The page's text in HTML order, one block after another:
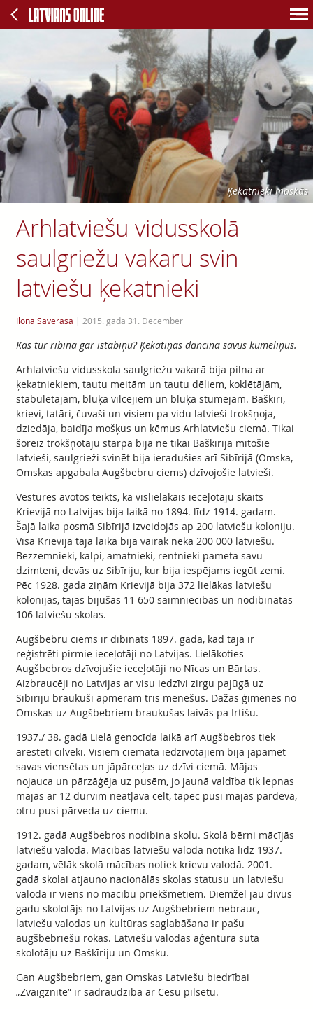
Ķekatnieki maskās
Arhlatviešu vidusskolā
saulgriežu vakaru svin
latviešu ķekatnieki
Ilona Saverasa | 2015. gada 31. December
Kas tur rībina gar istabiņu? Ķekatiņas dancina savus kumeliņus.
Arhlatviešu vidusskola saulgriežu vakarā bija pilna ar
ķekatniekiem, tautu meitām un tautu dēliem, koklētājām,
stabulētājām, bluķa vilcējiem un bluķa stūmējām. Baškīri,
krievi, tatāri, čuvaši un visiem pa vidu latvieši trokšņoja,
dziedāja, baidīja mošķus un ķēmus Arhlatviešu ciemā. Tikai
šoreiz trokšņotāju starpā bija ne tikai Baškīrijā mītošie
latvieši, saulgrieži svinēt bija ieradušies arī Sibīrijā (Omska,
Omskas apgabala Augšbebru ciems) dzīvojošie latvieši.
Vēstures avotos teikts, ka vislielākais ieceļotāju skaits
Krievijā no Latvijas bija laikā no 1894. līdz 1914. gadam.
Šajā laika posmā Sibīrijā izveidojās ap 200 latviešu koloniju.
Visā Krievijā tajā laikā bija vairāk nekā 200 000 latviešu.
Bezzemnieki, kalpi, amatnieki, rentnieki pameta savu
dzimteni, devās uz Sibīriju, kur bija iespējams iegūt zemi.
Pēc 1928. gada ziņām Krievijā bija 372 lielākas latviešu
kolonijas, tajās bijušas 11 650 saimniecības un nodibinātas
106 latviešu skolas.
Augšbebru ciems ir dibināts 1897. gadā, kad tajā ir
reģistrēti pirmie ieceļotāji no Latvijas. Lielākoties
Augšbebros dzīvojušie ieceļotāji no Nīcas un Bārtas.
Aizbraucēji no Latvijas ar visu iedzīvi zirgu pajūgā uz
Sibīriju braukuši apmēram trīs mēnešus. Dažas ģimenes no
Omskas uz Augšbebriem braukušas laivās pa Irtišu.
1937./ 38. gadā Lielā genocīda laikā arī Augšbebros tiek
arestēti cilvēki. Visiem ciemata iedzīvotājiem bija jāpamet
savas viensētas un jāpārceļas uz dzīvi ciemā. Mājas
nojauca un pārzāģēja uz pusēm, jo jaunā valdība tik lepnas
mājas ar 12 durvīm neatļāva celt, tāpēc pusi mājas pārdeva,
otru pusi pārveda uz ciemu.
1912. gadā Augšbebros nodibina skolu. Skolā bērni mācījās
latviešu valodā. Mācības latviešu valodā notika līdz 1937.
gadam, vēlāk skolā mācības notiek krievu valodā. 2001.
gadā skolai atjauno nacionālās skolas statusu un latviešu
valoda ir viens no mācību priekšmetiem. Diemžēl jau divus
gadu skolotājs no Latvijas uz Augšbebriem nebrauc,
latviešu valodas un kultūras saglabāšana ir pašu
augšbebriešu rokās. Latviešu valodas aģentūra sūta
skolotāju uz Baškīriju un Omsku.
Gan Augšbebriem, gan Omskas Latviešu biedrībai
„Zvaigznīte” ir sadraudzība ar Cēsu pilsētu.